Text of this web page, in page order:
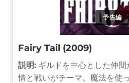
予告編
Fairy Tail (2009)
説明: ギルドを中心とした仲
情と戦いがテーマ。魔法を使